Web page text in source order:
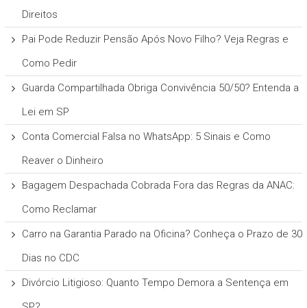
Direitos
Pai Pode Reduzir Pensão Após Novo Filho? Veja Regras e
Como Pedir
Guarda Compartilhada Obriga Convivência 50/50? Entenda a
Lei em SP
Conta Comercial Falsa no WhatsApp: 5 Sinais e Como
Reaver o Dinheiro
Bagagem Despachada Cobrada Fora das Regras da ANAC:
Como Reclamar
Carro na Garantia Parado na Oficina? Conheça o Prazo de 30
Dias no CDC
Divórcio Litigioso: Quanto Tempo Demora a Sentença em